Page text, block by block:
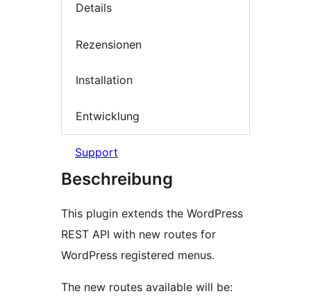
Details
Rezensionen
Installation
Entwicklung
Support
Beschreibung
This plugin extends the WordPress
REST API with new routes for
WordPress registered menus.
The new routes available will be: